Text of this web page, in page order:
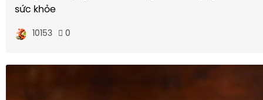
sức khỏe
10153 0